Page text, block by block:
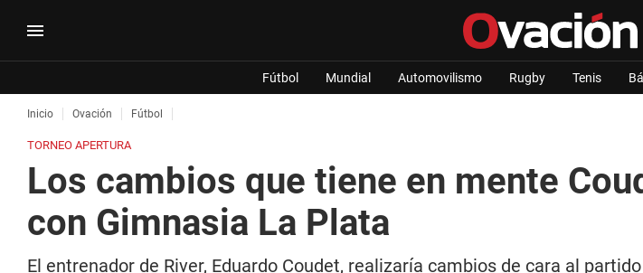
Fútbol Mundial Automovilismo Rugby Tenis
Inicio Ovación Fútbol
TORNEO APERTURA
Los cambios que tiene en mente
con Gimnasia La Plata
El entrenador de River, Eduardo Coudet, realizaría cambios de cara al